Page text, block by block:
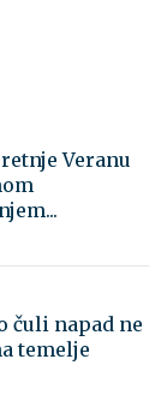
Veranu
čuli napad ne
temelje